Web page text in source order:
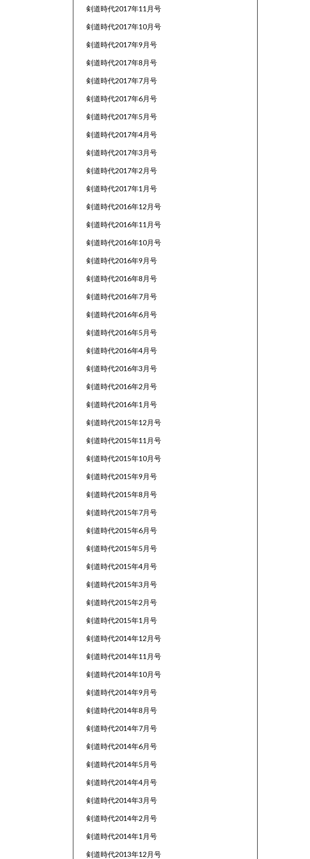
剣道時代2017年11月号
剣道時代2017年10月号
剣道時代2017年9月号
剣道時代2017年8月号
剣道時代2017年7月号
剣道時代2017年6月号
剣道時代2017年5月号
剣道時代2017年4月号
剣道時代2017年3月号
剣道時代2017年2月号
剣道時代2017年1月号
剣道時代2016年12月号
剣道時代2016年11月号
剣道時代2016年10月号
剣道時代2016年9月号
剣道時代2016年8月号
剣道時代2016年7月号
剣道時代2016年6月号
剣道時代2016年5月号
剣道時代2016年4月号
剣道時代2016年3月号
剣道時代2016年2月号
剣道時代2016年1月号
剣道時代2015年12月号
剣道時代2015年11月号
剣道時代2015年10月号
剣道時代2015年9月号
剣道時代2015年8月号
剣道時代2015年7月号
剣道時代2015年6月号
剣道時代2015年5月号
剣道時代2015年4月号
剣道時代2015年3月号
剣道時代2015年2月号
剣道時代2015年1月号
剣道時代2014年12月号
剣道時代2014年11月号
剣道時代2014年10月号
剣道時代2014年9月号
剣道時代2014年8月号
剣道時代2014年7月号
剣道時代2014年6月号
剣道時代2014年5月号
剣道時代2014年4月号
剣道時代2014年3月号
剣道時代2014年2月号
剣道時代2014年1月号
剣道時代2013年12月号